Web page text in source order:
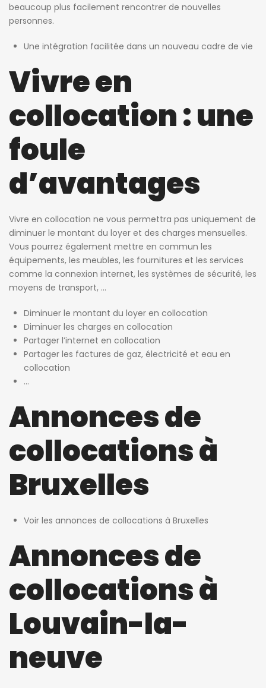
beaucoup plus facilement rencontrer de nouvelles
personnes.
Une intégration facilitée dans un nouveau cadre de vie
Vivre en
collocation : une
foule
d’avantages
Vivre en collocation ne vous permettra pas uniquement de
diminuer le montant du loyer et des charges mensuelles.
Vous pourrez également mettre en commun les
équipements, les meubles, les fournitures et les services
comme la connexion internet, les systèmes de sécurité, les
moyens de transport, …
Diminuer le montant du loyer en collocation
Diminuer les charges en collocation
Partager l’internet en collocation
Partager les factures de gaz, électricité et eau en
collocation
…
Annonces de
collocations à
Bruxelles
Voir les annonces de collocations à Bruxelles
Annonces de
collocations à
Louvain-la-
neuve